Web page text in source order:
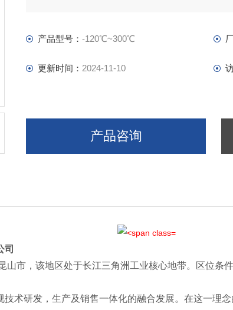
产品型号： -120℃~300℃
更新时间： 2024-11-10
产品咨询
司
山市，该地区处于长江三角洲工业核心地带。区位条
技术研发，生产及销售一体化的融合发展。在这一理念